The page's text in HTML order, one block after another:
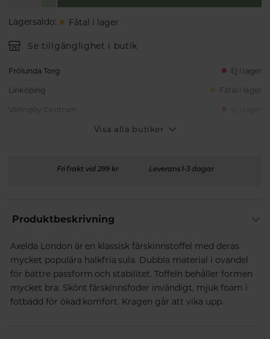
Lagersaldo: Fåtal i lager
Se tillgänglighet i butik
Frölunda Torg Ej i lager
Linköping Fåtal i lager
Visa alla butiker
Fri frakt vid 299 kr Leverans 1-3 dagar
Produktbeskrivning
Axelda London är en klassisk fårskinnstoffel med deras
mycket populära halkfria sula. Dubbla material i ovandel
för bättre passform och stabilitet. Toffeln behåller formen
mycket bra. Skönt fårskinnsfoder invändigt, mjuk foam i
fotbädd för ökad komfort. Kragen går att vika upp.